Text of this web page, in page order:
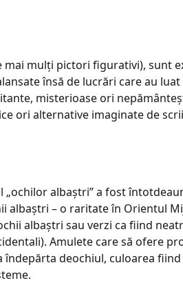
mulți pictori figurativi), sunt
însă de lucrări care au
misterioase ori
ori alternative imaginate de
albaștri” a fost
albaștri – o raritate în Orientul
albaștri sau verzi ca fiind
Amulete care să ofere
îndepărta deochiul, culoarea